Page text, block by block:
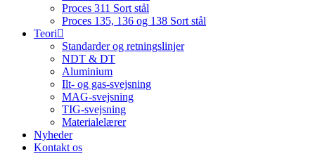
Proces 311 Sort stål
Proces 135, 136 og 138 Sort stål
Teori
Standarder og retningslinjer
NDT & DT
Aluminium
Ilt- og gas-svejsning
MAG-svejsning
TIG-svejsning
Materialelærer
Nyheder
Kontakt os